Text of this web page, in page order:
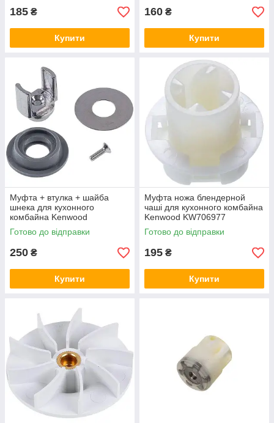
185 ₴
Купити
160 ₴
Купити
Муфта + втулка + шайба
шнека для кухонного
комбайна Kenwood
KW715989
Готово до відправки
250 ₴
Купити
Муфта ножа блендерной
чаші для кухонного комбайна
Kenwood KW706977
Готово до відправки
195 ₴
Купити